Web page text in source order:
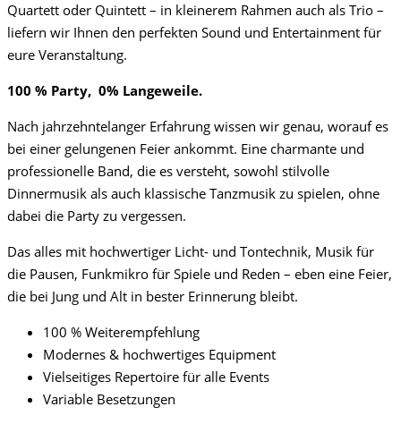
Quartett oder Quintett – in kleinerem Rahmen auch als Trio –
liefern wir Ihnen den perfekten Sound und Entertainment für
eure Veranstaltung.
100 % Party, 0% Langeweile.
Nach jahrzehntelanger Erfahrung wissen wir genau, worauf es
bei einer gelungenen Feier ankommt. Eine charmante und
professionelle Band, die es versteht, sowohl stilvolle
Dinnermusik als auch klassische Tanzmusik zu spielen, ohne
dabei die Party zu vergessen.
Das alles mit hochwertiger Licht- und Tontechnik, Musik für
die Pausen, Funkmikro für Spiele und Reden – eben eine Feier,
die bei Jung und Alt in bester Erinnerung bleibt.
100 % Weiterempfehlung
Modernes & hochwertiges Equipment
Vielseitiges Repertoire für alle Events
Variable Besetzungen